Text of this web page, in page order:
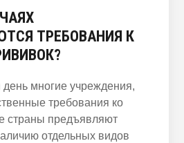
ТРЕБОВАНИЯ К
многие учреждения,
требования ко
страны предъявляют
отдельных видов